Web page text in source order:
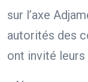
sur l’axe
autorités des
ont invité